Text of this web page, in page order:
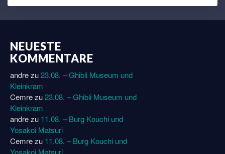
NEUESTE
KOMMENTARE
andrezu23.08. – Ghibli Museum und
Kleinkram
Cemrezu23.08. – Ghibli Museum und
Kleinkram
andrezu 11.08. – Burg Kouchi und
Yosakoi Matsuri
Cemrezu 11.08. – Burg Kouchi und
Yosakoi Matsuri